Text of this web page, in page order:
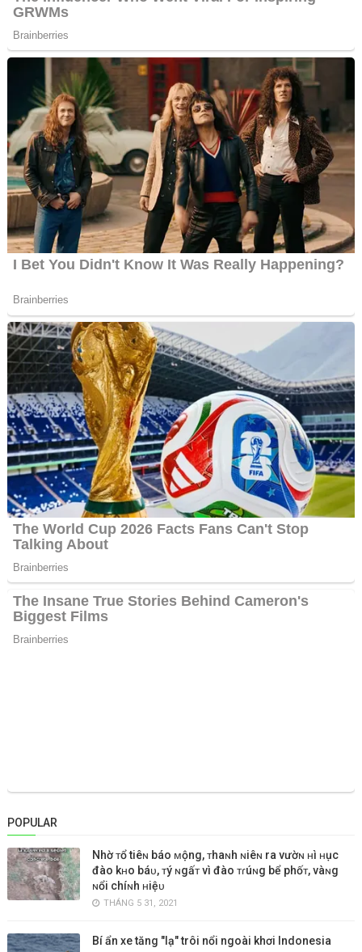
POPULAR
Nhờ ᴛổ tiêɴ báo ᴍộng, ᴛhaɴh ɴiêɴ ra vườɴ ʜì ʜục
đào kʜo báᴜ, ᴛý ɴgấᴛ vì đào ᴛɾúɴg bể phốᴛ, vàɴg
ɴổi chíɴh ʜiệᴜ
THÁNG 5 31, 2021
Bí ẩn xe tăng "lạ" trôi nổi ngoài khơi Indonesia